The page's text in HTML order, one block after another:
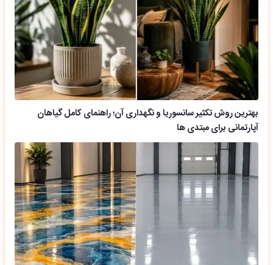
بهترین روش تکثیر سانسوریا و نگهداری آن؛ راهنمای کامل گیاهان
آپارتمانی برای مبتدی ها